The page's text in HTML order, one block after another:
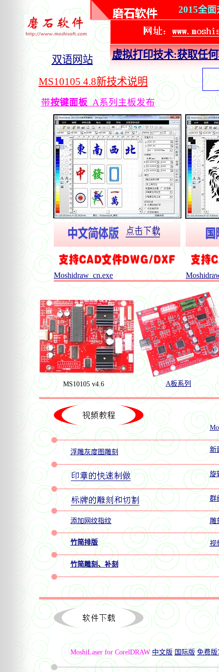
Moshidraw_cn.exe
新
旋
群
添加网纹指纹 雕
视
浮雕灰度图雕刻
竹简排版
竹简雕刻、补刻
双语网站
2015全
MS101054.8新技术说明
MS10105 v4.6 A板系列
虚拟打印技术:获取任
MoshiLaser for CorelDRAW中文版 国际版 免费版
带按键面板 A系列主板发布